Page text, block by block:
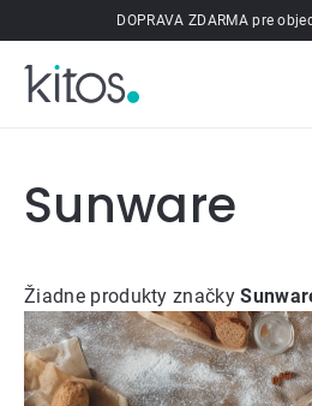
na
obsah
DOPRAVA ZDARMA pre
Sunware
Žiadne produkty značky